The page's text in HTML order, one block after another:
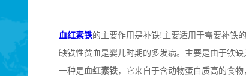
血红素铁的主要作用是补铁!主要适用于需要补铁的
缺铁性贫血是婴儿时期的多发病。主要是由于铁
一种是血红素铁，它来自于含动物蛋白质高的食